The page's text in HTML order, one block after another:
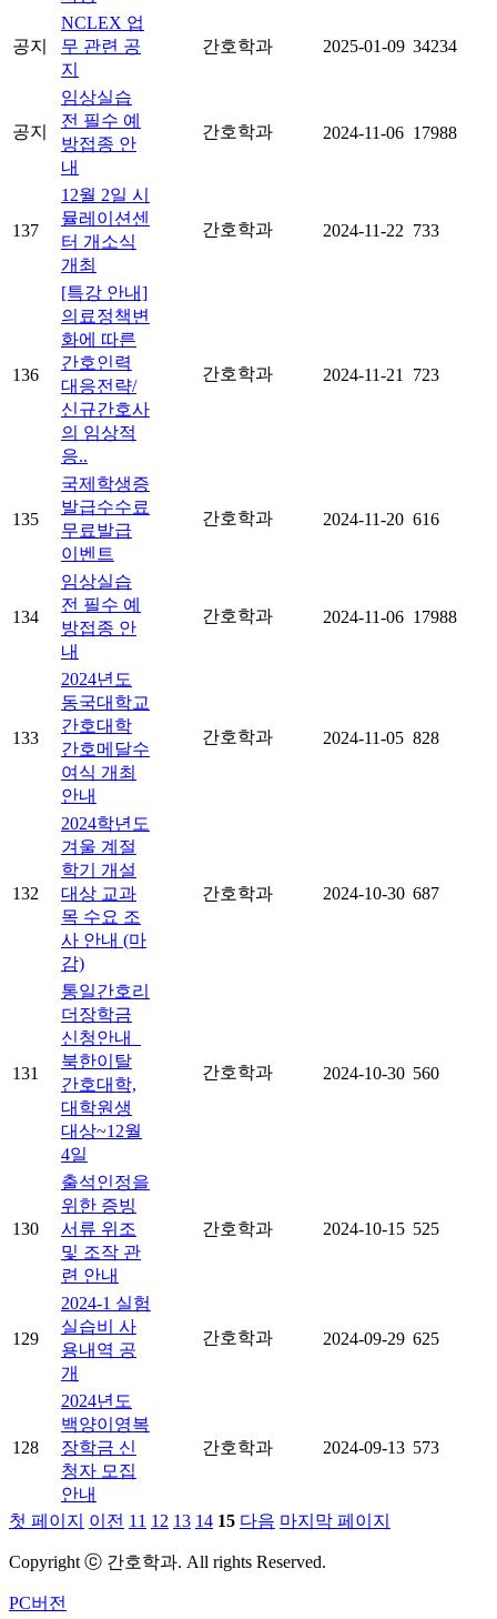
공지
NCLEX 업
무 관련 공
지
간호학과 2025-01-09 34234
공지
임상실습
전 필수 예
방접종 안
내
간호학과 2024-11-06 17988
137
12월 2일 시
뮬레이션센
터 개소식
개최
간호학과 2024-11-22 733
136
[특강 안내]
의료정책변
화에 따른
간호인력
대응전략/
신규간호사
의 임상적
응..
간호학과 2024-11-21 723
135
국제학생증
발급수수료
무료발급
이벤트
간호학과 2024-11-20 616
134
임상실습
전 필수 예
방접종 안
내
간호학과 2024-11-06 17988
133
2024년도
동국대학교
간호대학
간호메달수
여식 개최
안내
간호학과 2024-11-05 828
132
2024학년도
겨울 계절
학기 개설
대상 교과
목 수요 조
사 안내 (마
감)
간호학과 2024-10-30 687
131
통일간호리
더장학금
신청안내_
북한이탈
간호대학,
대학원생
대상~12월
4일
간호학과 2024-10-30 560
130
출석인정을
위한 증빙
서류 위조
및 조작 관
련 안내
간호학과 2024-10-15 525
129
2024-1 실험
실습비 사
용내역 공
개
간호학과 2024-09-29 625
128
2024년도
백양이영복
장학금 신
청자 모집
안내
간호학과 2024-09-13 573
첫 페이지 이전 11 12 13 14 15 다음 마지막 페이지
Copyright ⓒ 간호학과. All rights Reserved.
PC버전